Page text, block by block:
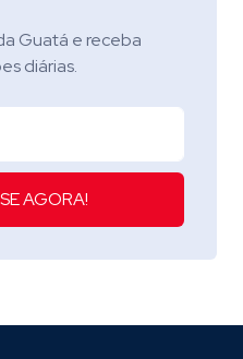
Guatá e receba
diárias.
AGORA!